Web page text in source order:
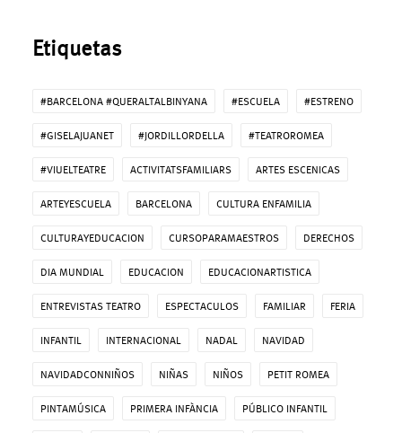
Etiquetas
#BARCELONA #QUERALTALBINYANA #ESCUELA #ESTRENO
#GISELAJUANET #JORDILLORDELLA #TEATROROMEA
#VIUELTEATRE ACTIVITATSFAMILIARS ARTES ESCENICAS
ARTEYESCUELA BARCELONA CULTURA ENFAMILIA
CULTURAYEDUCACION CURSOPARAMAESTROS DERECHOS
DIA MUNDIAL EDUCACION EDUCACIONARTISTICA
ENTREVISTAS TEATRO ESPECTACULOS FAMILIAR FERIA
INFANTIL INTERNACIONAL NADAL NAVIDAD
NAVIDADCONNIÑOS NIÑAS NIÑOS PETIT ROMEA
PINTAMÚSICA PRIMERA INFÀNCIA PÚBLICO INFANTIL